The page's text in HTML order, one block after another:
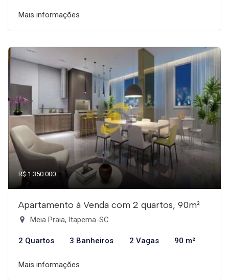
Mais informações
R$ 1.350.000
Apartamento à Venda com 2 quartos, 90m²
Meia Praia, Itapema-SC
2 Quartos 3 Banheiros 2 Vagas 90 m²
Mais informações